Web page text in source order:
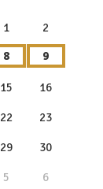
1 2
8 9
15 16
22 23
29 30
5 6